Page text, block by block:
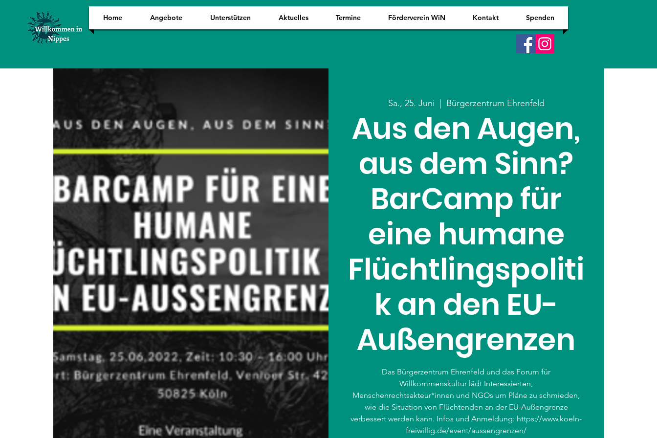
Home Angebote Unterstützen Aktuelles Termine Förderverein WiN Kontakt Spenden
Sa., 25. Juni Bürgerzentrum Ehrenfeld
Aus den Augen,
aus dem Sinn?
BarCamp für
eine humane
Flüchtlingspoliti
k an den EU-
Außengrenzen
Das Bürgerzentrum Ehrenfeld und das Forum für
Willkommenskultur lädt Interessierten,
Menschenrechtsakteur*innen und NGOs um Pläne zu schmieden,
wie die Situation von Flüchtenden an der EU-Außengrenze
verbessert werden kann. Infos und Anmeldung: https://www.koeln-
freiwillig.de/event/aussengrenzen/